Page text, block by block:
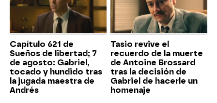
Capítulo 621 de
Sueños de libertad; 7
de agosto: Gabriel,
tocado y hundido tras
la jugada maestra de
Andrés
Tasio revive el
recuerdo de la muerte
de Antoine Brossard
tras la decisión de
Gabriel de hacerle un
homenaje